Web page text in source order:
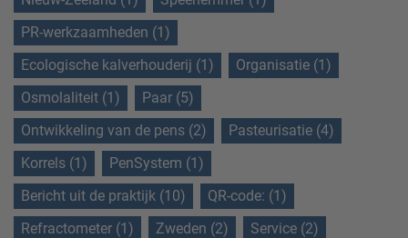
PR-werkzaamheden (1)
Ecologische kalverhouderij (1)
Organisatie (1)
Osmolaliteit (1)
Paar (5)
Ontwikkeling van de pens (2)
Pasteurisatie (4)
Korrels (1)
PenSystem (1)
Bericht uit de praktijk (10)
QR-code: (1)
Refractometer (1)
Zweden (2)
Service (2)